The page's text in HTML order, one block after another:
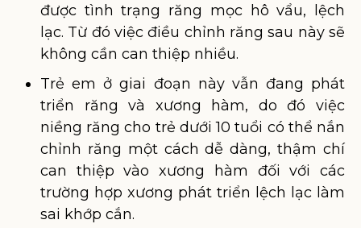
được tình trạng răng mọc hô vẩu, lệch
lạc. Từ đó việc điều chỉnh răng sau này sẽ
không cần can thiệp nhiều.
Trẻ em ở giai đoạn này vẫn đang phát
triển răng và xương hàm, do đó việc
niềng răng cho trẻ dưới 10 tuổi có thể nắn
chỉnh răng một cách dễ dàng, thậm chí
can thiệp vào xương hàm đối với các
trường hợp xương phát triển lệch lạc làm
sai khớp cắn.